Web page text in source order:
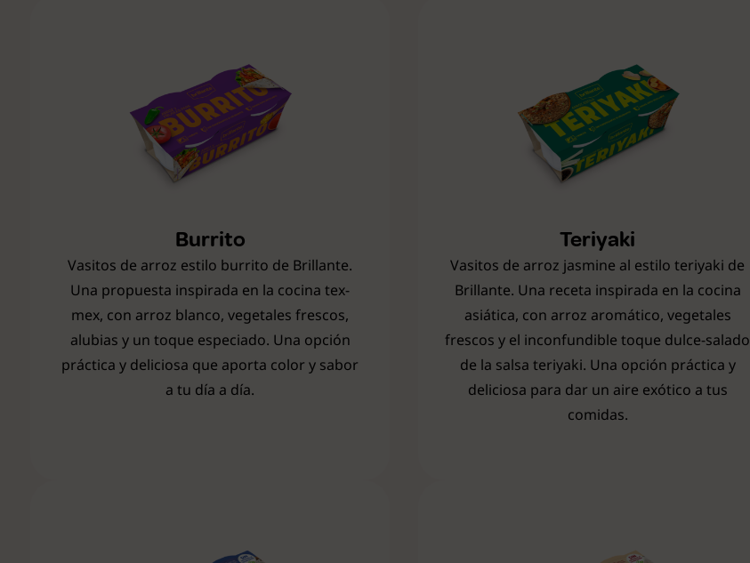
Burrito
Vasitos de arroz estilo burrito de Brillante.
Una propuesta inspirada en la cocina tex-
mex, con arroz blanco, vegetales frescos,
alubias y un toque especiado. Una opción
práctica y deliciosa que aporta color y sabor
a tu día a día.
Teriyaki
Vasitos de arroz jasmine al estilo teriyaki de
Brillante. Una receta inspirada en la cocina
asiática, con arroz aromático, vegetales
frescos y el inconfundible toque dulce-salado
de la salsa teriyaki. Una opción práctica y
deliciosa para dar un aire exótico a tus
comidas.